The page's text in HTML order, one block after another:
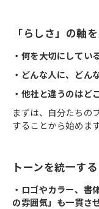
「らしさ」の軸
・何を大切にしてい
・どんな人に、どん
・他社と違うのはど
まずは、自分たちの
することから始めます
トーンを統一する
・ロゴやカラー、書
の雰囲気」も一貫さ